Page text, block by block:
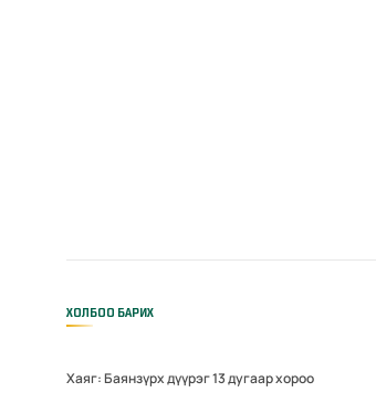
ХОЛБОО БАРИХ
Хаяг: Баянзүрх дүүрэг 13 дугаар хороо